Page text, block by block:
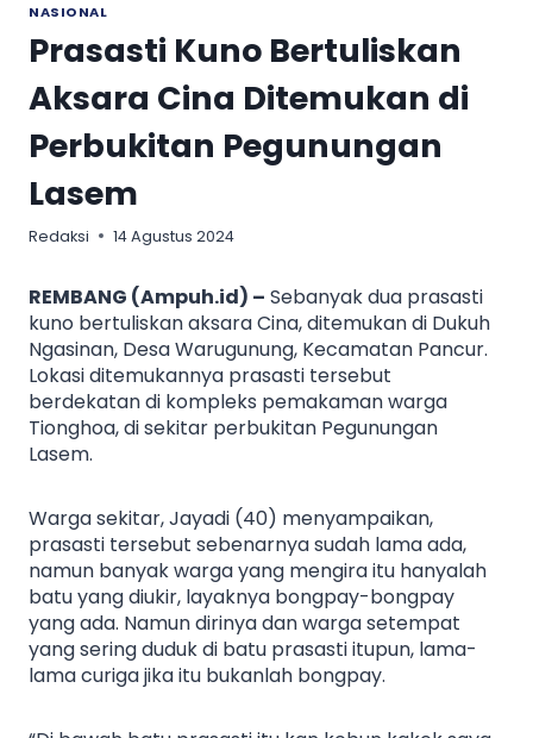
NASIONAL
Prasasti Kuno Bertuliskan
Aksara Cina Ditemukan di
Perbukitan Pegunungan
Lasem
Redaksi 14 Agustus 2024
REMBANG (Ampuh.id) – Sebanyak dua prasasti
kuno bertuliskan aksara Cina, ditemukan di Dukuh
Ngasinan, Desa Warugunung, Kecamatan Pancur.
Lokasi ditemukannya prasasti tersebut
berdekatan di kompleks pemakaman warga
Tionghoa, di sekitar perbukitan Pegunungan
Lasem.
Warga sekitar, Jayadi (40) menyampaikan,
prasasti tersebut sebenarnya sudah lama ada,
namun banyak warga yang mengira itu hanyalah
batu yang diukir, layaknya bongpay-bongpay
yang ada. Namun dirinya dan warga setempat
yang sering duduk di batu prasasti itupun, lama-
lama curiga jika itu bukanlah bongpay.